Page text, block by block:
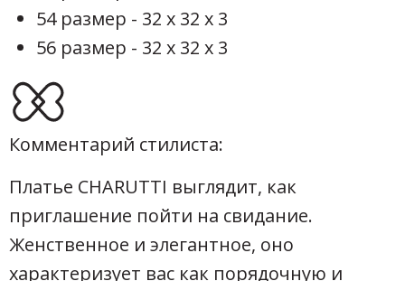
54 размер - 32 х 32 х 3
56 размер - 32 х 32 х 3
Комментарий стилиста:
Платье CHARUTTI выглядит, как
приглашение пойти на свидание.
Женственное и элегантное, оно
характеризует вас как порядочную и